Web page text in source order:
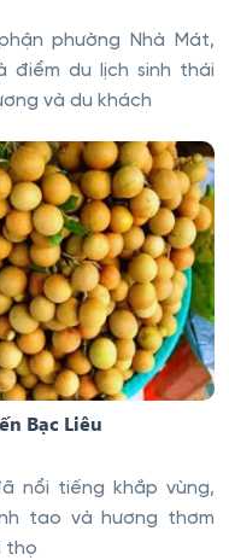
phường Nhà Mát,
điểm du lịch sinh thái
và du khách
Bạc Liêu
nổi tiếng khắp vùng,
tao và hương thơm
thọ